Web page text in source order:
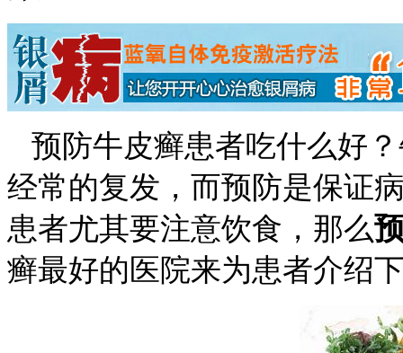
预防牛皮癣患者吃什么好
经常的复发，而预防是保证
患者尤其要注意饮食，那么
癣最好的医院来为患者介绍